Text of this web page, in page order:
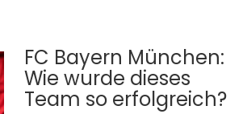
FC Bayern München:
Wie wurde dieses
Team so erfolgreich?